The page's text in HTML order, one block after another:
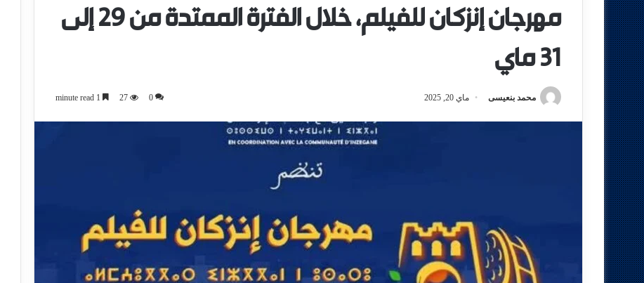
مهرجان إنزكان للفيلم، خلال الفترة الممتدة من 29 إلى
31 ماي
محمد بنعيسى ماي 20, 2025 0
27